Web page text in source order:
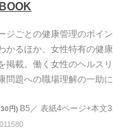
ジごとの健康管理のポイ
かるほか、女性特有の健
掲載。働く女性のヘルス
問題への職場理解の一助に
円) B5／ 表紙4ページ+本文